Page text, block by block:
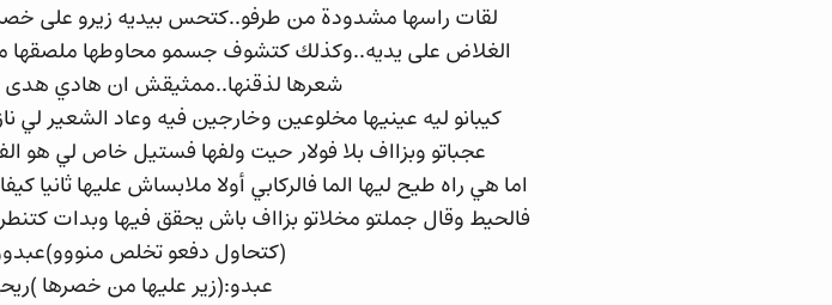
لقات راسها مشدودة من طرفو..كتحس بيديه زيرو
الغلاض على يديه..وكذلك كتشوف جسمو محاوطها ملصقها
شعرها لذقنها..ممثيقش ان هادي هدى
كيبانو ليه عينيها مخلوعين وخارجين فيه وعاد الشعير
عجباتو وبزااف بلا فولار حيت ولفها فستيل خاص لي هو
اما هي راه طيح ليها الما فالركابي أولا ملابساش عليها ثانيا
فالحيط وقال جملتو مخلاتو بزااف باش يحقق فيها وبدات
(كتحاول دفعو تخلص
عبدو:(زير عليها من خصرها